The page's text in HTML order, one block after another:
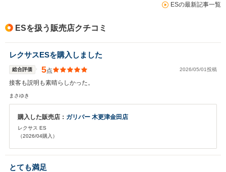
ESの最新記事一覧
ESを扱う販売店クチコミ
レクサスESを購入しました
総合評価 5点 2026/05/01投稿
接客も説明も素晴らしかった。
まさゆき
購入した販売店： ガリバー 木更津金田店
レクサス ES
（2026/04購入）
とても満足